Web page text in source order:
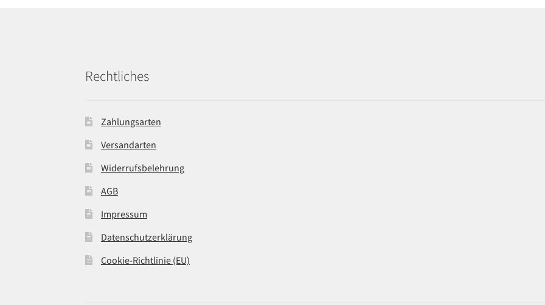
Rechtliches
Zahlungsarten
Versandarten
Widerrufsbelehrung
AGB
Impressum
Datenschutzerklärung
Cookie-Richtlinie (EU)